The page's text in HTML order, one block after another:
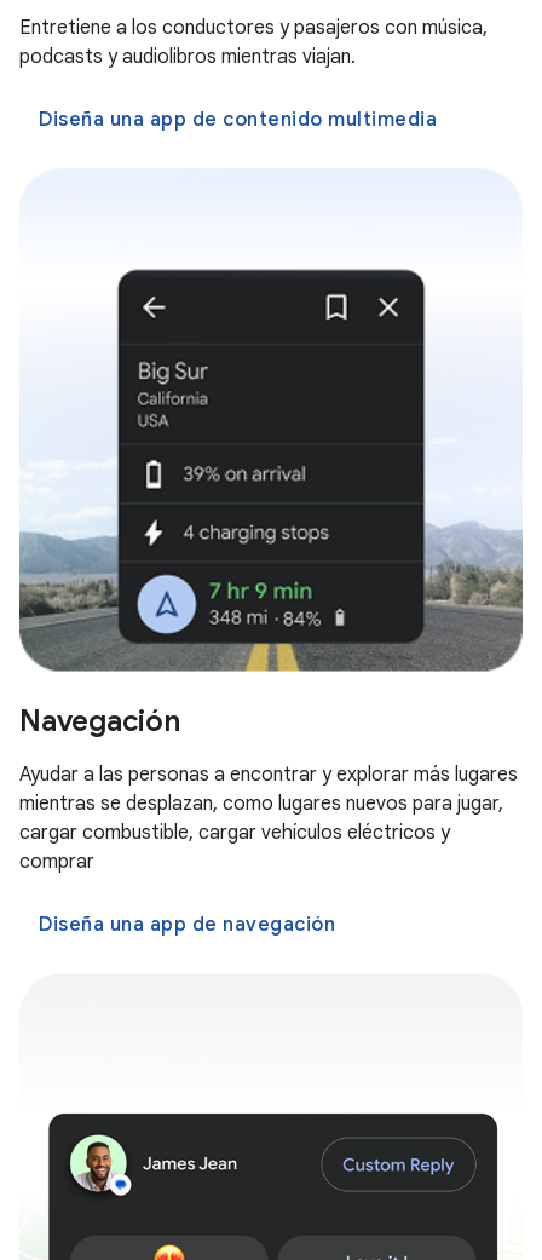
Entretiene a los conductores y pasajeros con música,
podcasts y audiolibros mientras viajan.
Diseña una app de contenido multimedia
Navegación
Ayudar a las personas a encontrar y explorar más lugares
mientras se desplazan, como lugares nuevos para jugar,
cargar combustible, cargar vehículos eléctricos y
comprar
Diseña una app de navegación